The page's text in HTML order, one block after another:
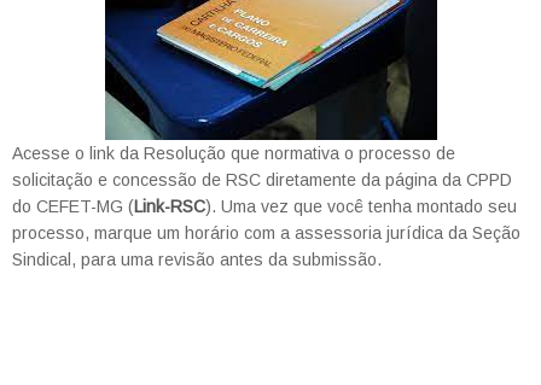
Acesse o link da Resolução que normativa o processo de
solicitação e concessão de RSC diretamente da página da CPPD
do CEFET-MG (Link-RSC). Uma vez que você tenha montado seu
processo, marque um horário com a assessoria jurídica da Seção
Sindical, para uma revisão antes da submissão.